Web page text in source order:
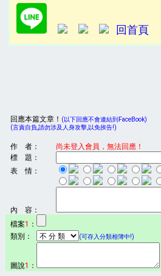
回首頁
回應本篇文章！ (以下回應不會連結到FaceBook)
(言責自負,請勿涉及人身攻擊,以免挨告!)
作 者：
尚未登入會員，無法回應！
標 題：
表 情：
內 容：
檔案1 ：
類別：
(可存入分類相簿中!)
圖說1 ：